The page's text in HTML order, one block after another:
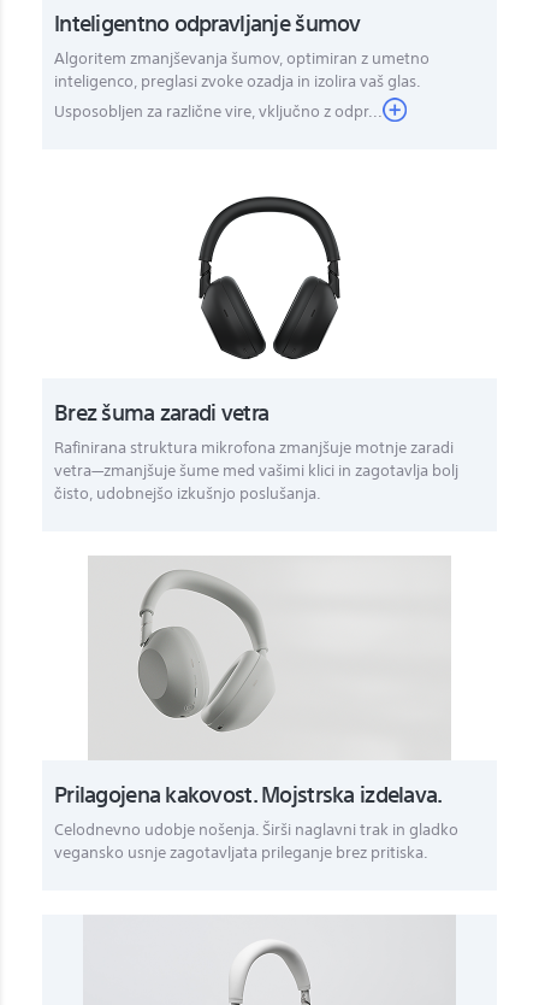
Inteligentno odpravljanje šumov
Algoritem zmanjševanja šumov, optimiran z umetno
inteligenco, preglasi zvoke ozadja in izolira vaš glas.
Usposobljen za različne vire, vključno z odpr...
Brez šuma zaradi vetra
Rafinirana struktura mikrofona zmanjšuje motnje zaradi
vetra—zmanjšuje šume med vašimi klici in zagotavlja bolj
čisto, udobnejšo izkušnjo poslušanja.
Prilagojena kakovost. Mojstrska izdelava.
Celodnevno udobje nošenja. Širši naglavni trak in gladko
vegansko usnje zagotavljata prileganje brez pritiska.